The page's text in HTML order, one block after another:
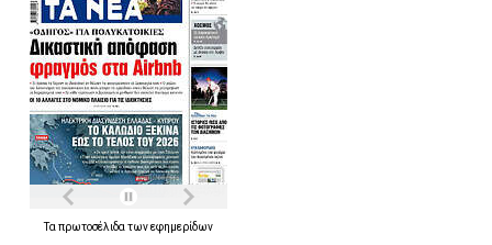
Τα πρωτοσέλιδα τωνεφημερίδων